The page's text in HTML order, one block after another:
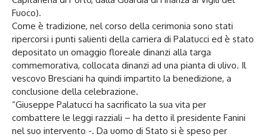
Fuoco).
Come è tradizione, nel corso della cerimonia sono stati
ripercorsi i punti salienti della carriera di Palatucci ed è stato
depositato un omaggio floreale dinanzi alla targa
commemorativa, collocata dinanzi ad una pianta di ulivo. Il
vescovo Bresciani ha quindi impartito la benedizione, a
conclusione della celebrazione.
“Giuseppe Palatucci ha sacrificato la sua vita per
combattere le leggi razziali – ha detto il presidente Fanini
nel suo intervento -. Da uomo di Stato si è speso per